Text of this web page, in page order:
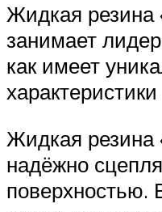
Жидкая
занимает
как имеет
характеристики
Жидкая
надёжно
поверхностью.